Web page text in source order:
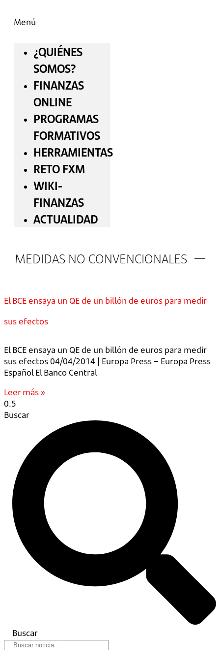
Menú
¿QUIÉNES
SOMOS?
FINANZAS
ONLINE
PROGRAMAS
FORMATIVOS
HERRAMIENTAS
RETO FXM
WIKI-
FINANZAS
ACTUALIDAD
MEDIDAS NO CONVENCIONALES
El BCE ensaya un QE de un billón de euros para medir
sus efectos
El BCE ensaya un QE de un billón de euros para medir
sus efectos 04/04/2014 | Europa Press – Europa Press
Español El Banco Central
Leer más »
Buscar
Buscar